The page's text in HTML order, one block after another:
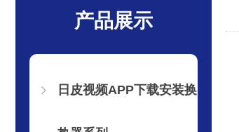
产品展示
日皮视频APP下载安装换